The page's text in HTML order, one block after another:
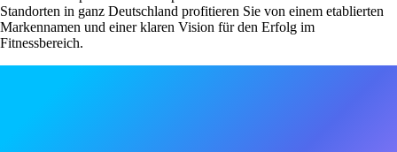
Standorten in ganz Deutschland profitieren Sie von einem etablierten
Markennamen und einer klaren Vision für den Erfolg im
Fitnessbereich.